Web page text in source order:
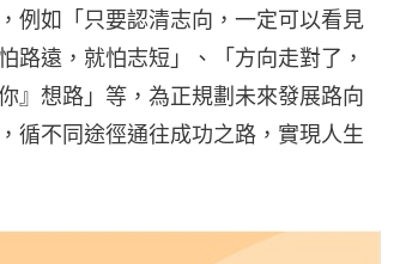
例如「只要認清志向，一定可以看見
路遠，就怕志短」、「方向走對了，
』想路」等，為正規劃未來發展路向
循不同途徑通往成功之路，實現人生